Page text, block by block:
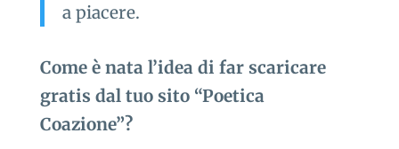
a piacere.
Come è nata l’idea di far scaricare
gratis dal tuo sito “Poetica
Coazione”?